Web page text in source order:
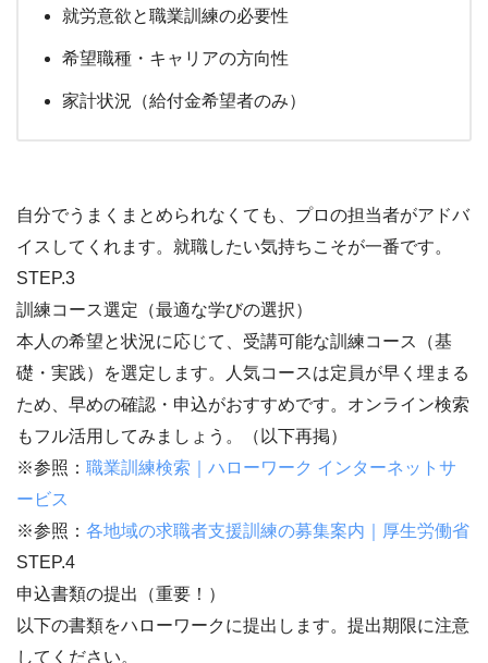
就労意欲と職業訓練の必要性
希望職種・キャリアの方向性
家計状況（給付金希望者のみ）
自分でうまくまとめられなくても、プロの担当者がアドバ
イスしてくれます。就職したい気持ちこそが一番です。
STEP.3
訓練コース選定（最適な学びの選択）
本人の希望と状況に応じて、受講可能な訓練コース（基
礎・実践）を選定します。人気コースは定員が早く埋まる
ため、早めの確認・申込がおすすめです。オンライン検索
もフル活用してみましょう。（以下再掲）
※参照： 職業訓練検索｜ハローワーク インターネットサ
ービス
※参照： 各地域の求職者支援訓練の募集案内｜厚生労働省
STEP.4
申込書類の提出（重要！）
以下の書類をハローワークに提出します。提出期限に注意
してください。